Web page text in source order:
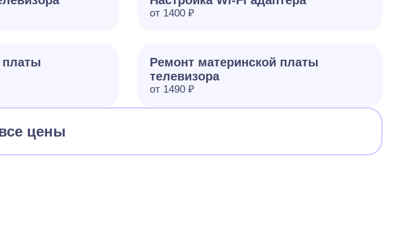
от 1400 ₽
платы
Ремонт материнской платы
телевизора
от 1490 ₽
цены